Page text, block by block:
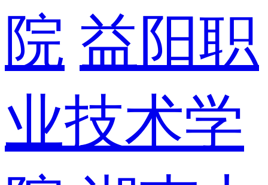
院 益阳职
业技术学